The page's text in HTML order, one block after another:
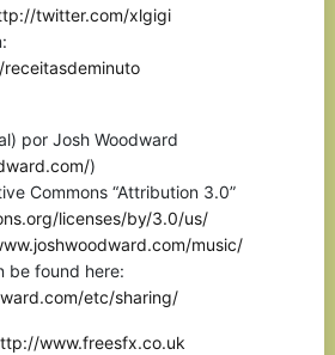
twitter.com/xlgigi
por Josh Woodward
)
Commons “Attribution 3.0”
licenses/by/3.0/us/
music/
be found here:
etc/sharing/
www.freesfx.co.uk